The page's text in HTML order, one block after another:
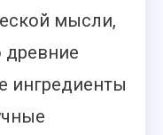
мысли,
древние
ингредиенты